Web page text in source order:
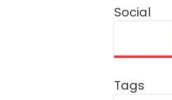
Social
Tags